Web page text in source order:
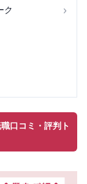
ク ›
口コミ・評判ト